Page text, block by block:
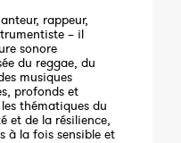
rappeur,
– il
sonore
du reggae, du
musiques
profonds et
thématiques du
et de la résilience,
à la fois sensible et